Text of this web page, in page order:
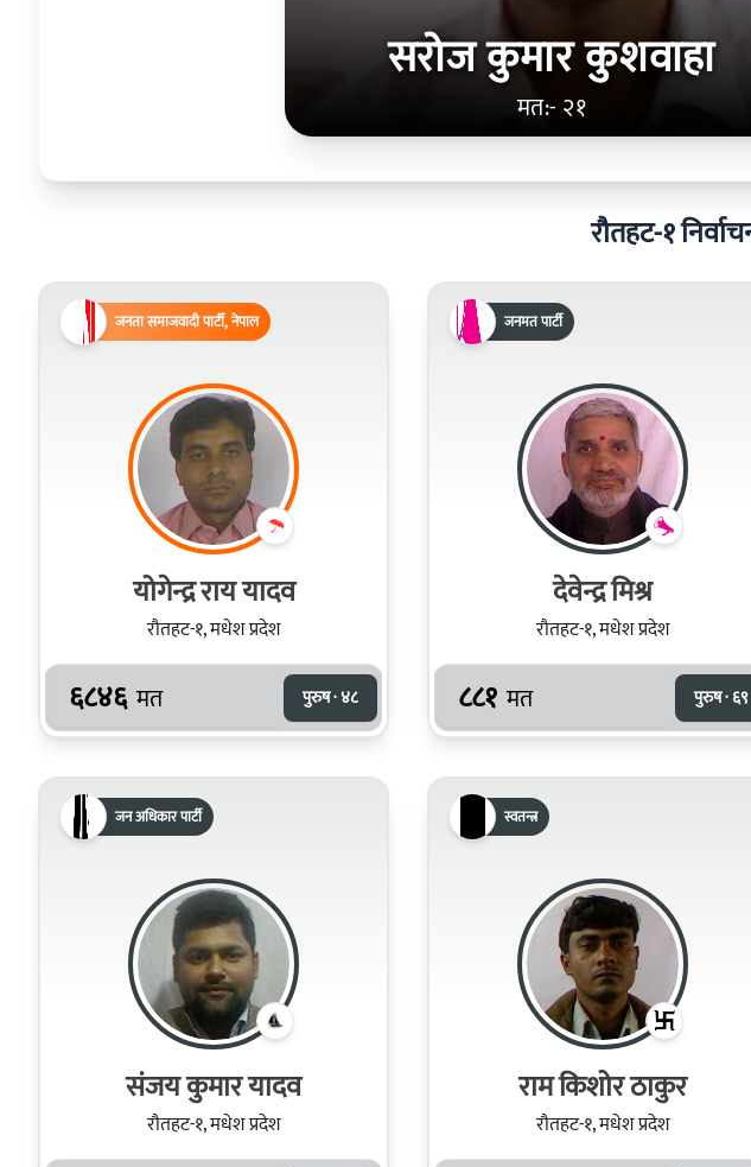
सरोज कुमार कुशवाहा
मत:- २१
रौतहट-१
जनता समाजवादी पार्टी, नेपाल
योगेन्द्र राय यादव
रौतहट-१, मधेश प्रदेश
६८४६ मत पुरुष · ४८
जनमत पार्टी
देवेन्द्र मिश्र
रौतहट-१, मधेश प्रदेश
८८१ मत पुरुष · ६९
जन अधिकार पार्टी
संजय कुमार यादव
रौतहट-१, मधेश प्रदेश
स्वतन्त्र
राम किशोर ठाकुर
रौतहट-१, मधेश प्रदेश